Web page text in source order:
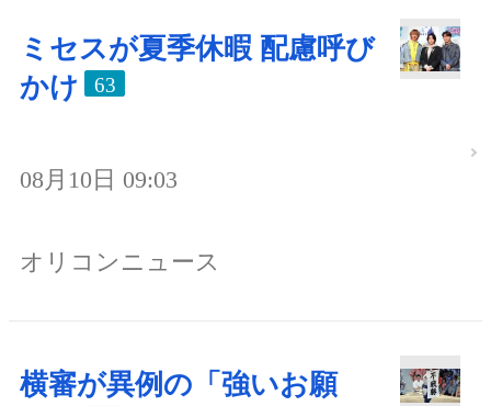
ミセスが夏季休暇 配慮呼び
かけ
63
08月10日 09:03
オリコンニュース
横審が異例の「強いお願